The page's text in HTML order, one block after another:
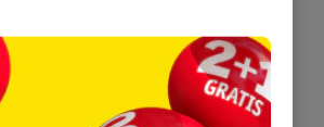
de l’entreprise